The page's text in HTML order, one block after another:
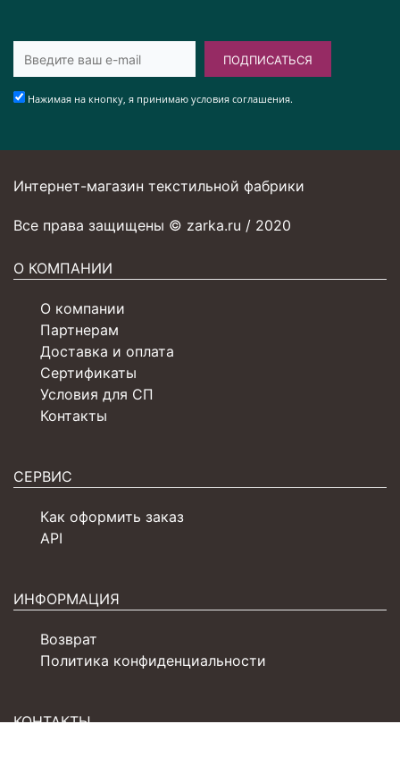
ПОДПИСАТЬСЯ
Нажимая на кнопку, я принимаю условия соглашения.
Интернет-магазин текстильной фабрики
Все права защищены © zarka.ru / 2020
О КОМПАНИИ
О компании
Партнерам
Доставка и оплата
Сертификаты
Условия для СП
Контакты
СЕРВИС
Как оформить заказ
API
ИНФОРМАЦИЯ
Возврат
Политика конфиденциальности
КОНТАКТЫ